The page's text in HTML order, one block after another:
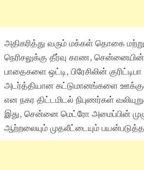
அதிகரித்து வரும் மக்கள் தொகை
நெரிசலுக்கு தீர்வு காண,
பாதைகளை ஒட்டி, பிரேசிலின்
அடர்த்தியான கட்டுமானங்களை
என நகர திட்டமிடல் நிபுணர்கள்
இது, சென்னை மெட்ரோ அமைப்பின்
ஆற்றலையும் முதலீட்டையும்